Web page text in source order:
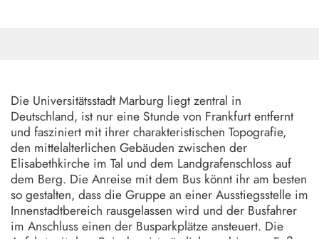
Die Universitätsstadt Marburg liegt zentral in
Deutschland, ist nur eine Stunde von Frankfurt entfernt
und fasziniert mit ihrer charakteristischen Topografie,
den mittelalterlichen Gebäuden zwischen der
Elisabethkirche im Tal und dem Landgrafenschloss auf
dem Berg. Die Anreise mit dem Bus könnt ihr am besten
so gestalten, dass die Gruppe an einer Ausstiegsstelle im
Innenstadtbereich rausgelassen wird und der Busfahrer
im Anschluss einen der Busparkplätze ansteuert. Die